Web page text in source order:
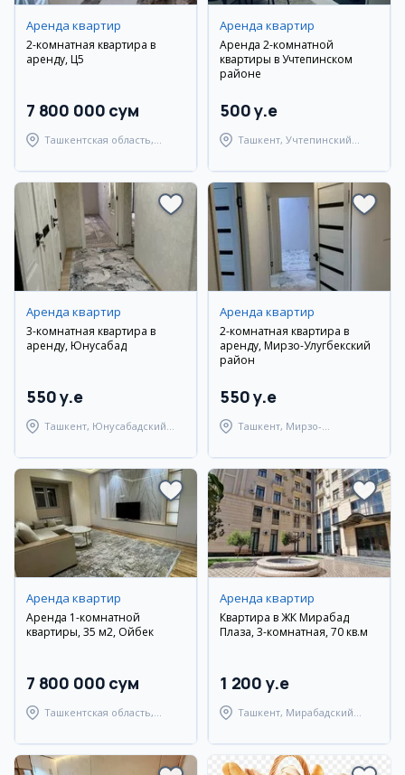
Аренда квартир
2-комнатная квартира в
аренду, Ц5
7 800 000 сум
Ташкентская область,
Аренда квартир
Аренда 2-комнатной
квартиры в Учтепинском
районе
500 y.e
Ташкент, Учтепинский
Аренда квартир
3-комнатная квартира в
аренду, Юнусабад
550 y.e
Ташкент, Юнусабадский
Аренда квартир
2-комнатная квартира в
аренду, Мирзо-Улугбекский
район
550 y.e
Ташкент, Мирзо-
Аренда квартир
Аренда 1-комнатной
квартиры, 35 м2, Ойбек
7 800 000 сум
Ташкентская область,
Аренда квартир
Квартира в ЖК Мирабад
Плаза, 3-комнатная, 70 кв.м
1 200 y.e
Ташкент, Мирабадский